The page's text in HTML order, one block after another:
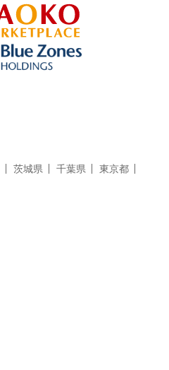
茨城県 千葉県
東京都